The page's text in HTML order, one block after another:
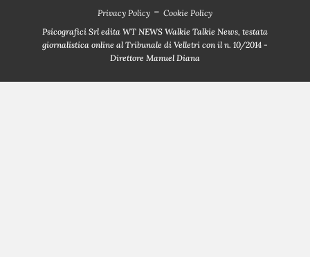
Privacy Policy - Cookie Policy
Psicografici Srl edita WT NEWS Walkie Talkie News, testata
giornalistica online al Tribunale di Velletri con il n. 10/2014 -
Direttore Manuel Diana